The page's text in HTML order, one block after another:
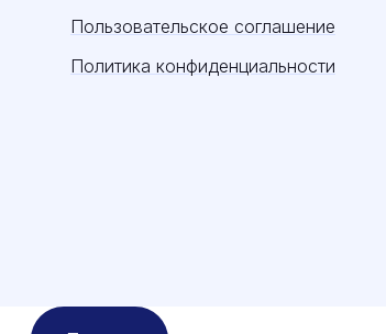
Пользовательское соглашение
Политика конфиденциальности